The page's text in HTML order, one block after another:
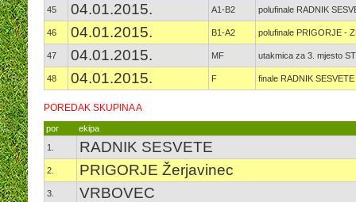
45 04.01.2015. A1-B2 polufinale RADNIK
46 04.01.2015. B1-A2 polufinale PRIGORJE -
47 04.01.2015. MF utakmica za 3. mjesto
48 04.01.2015. F finale RADNIK
POREDAK SKUPINA A
por
ekipa
1.
RADNIK SESVETE
2. PRIGORJE Žerjavinec
3. VRBOVEC